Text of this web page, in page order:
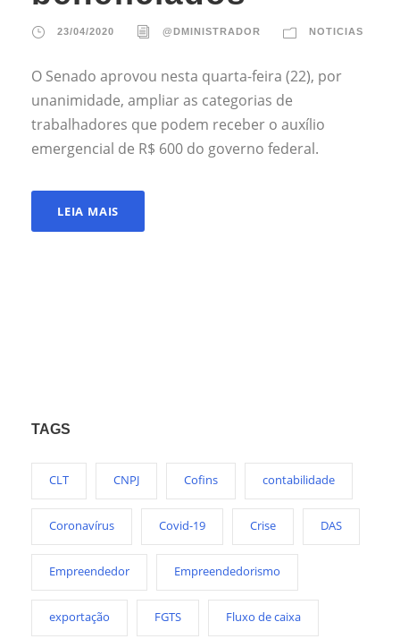
23/04/2020 @DMINISTRADOR NOTICIAS
O Senado aprovou nesta quarta-feira (22), por
unanimidade, ampliar as categorias de
trabalhadores que podem receber o auxílio
emergencial de R$ 600 do governo federal.
LEIA MAIS
TAGS
CLT CNPJ Cofins contabilidade
Coronavírus Covid-19 Crise DAS
Empreendedor Empreendedorismo
exportação FGTS Fluxo de caixa